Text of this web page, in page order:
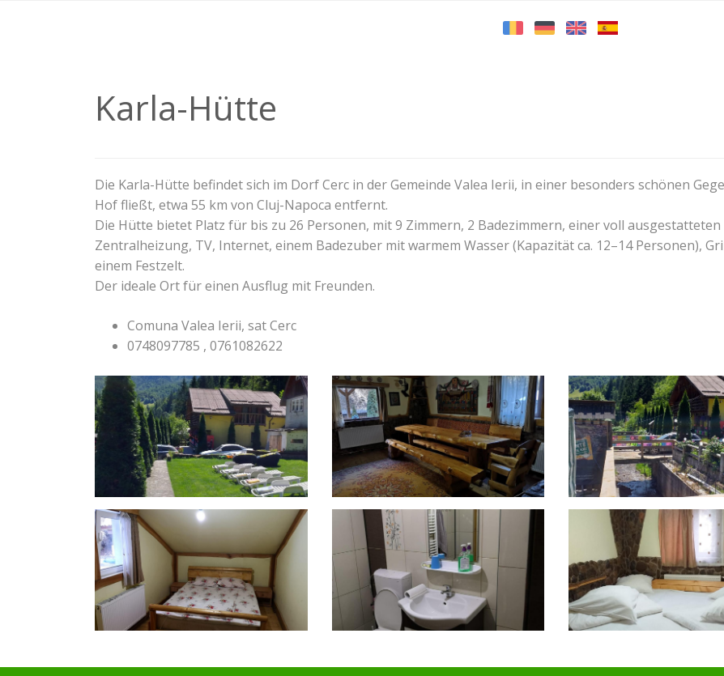
Karla-Hütte
Die Karla-Hütte befindet sich im Dorf Cerc in der Gemeinde Valea Ierii, in einer besonders schönen
Hof fließt, etwa 55 km von Cluj-Napoca entfernt.
Die Hütte bietet Platz für bis zu 26 Personen, mit 9 Zimmern, 2 Badezimmern, einer voll
Zentralheizung, TV, Internet, einem Badezuber mit warmem Wasser (Kapazität ca. 12–14 Personen),
einem Festzelt.
Der ideale Ort für einen Ausflug mit Freunden.
Comuna Valea Ierii, sat Cerc
0748097785 , 0761082622